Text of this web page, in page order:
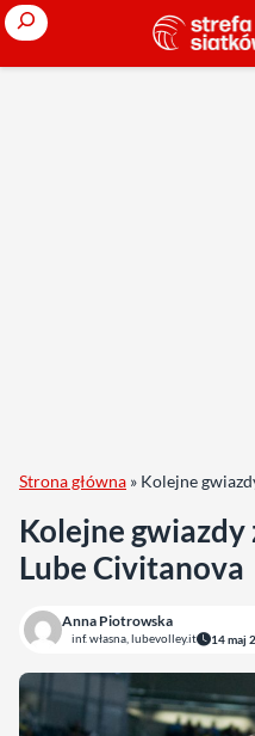
Search
Strona główna » Kolejne
Kolejne gwiazdy
Lube Civitanova
Anna Piotrowska
inf. własna, lubevolley.it 14 maj